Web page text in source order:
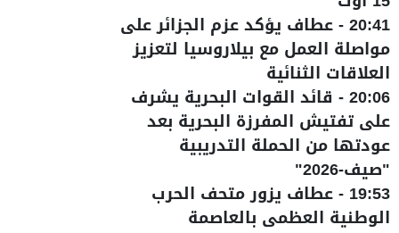
20:41
-عطاف يؤكد عزم الجزائر على
مواصلة العمل مع بيلاروسيا لتعزيز
العلاقات الثنائية
20:06
- قائد القوات البحرية يشرف
على تفتيش المفرزة البحرية بعد
عودتها من الحملة التدريبية
"صيف-2026"
19:53
-عطاف يزور متحف الحرب
الوطنية العظمى بالعاصمة